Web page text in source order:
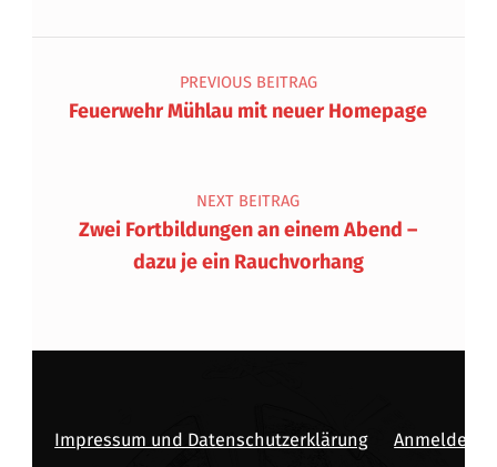
Beitragsnavigation
PREVIOUS BEITRAG
Feuerwehr Mühlau mit neuer Homepage
NEXT BEITRAG
Zwei Fortbildungen an einem Abend –
dazu je ein Rauchvorhang
Impressum und Datenschutzerklärung Anmelden